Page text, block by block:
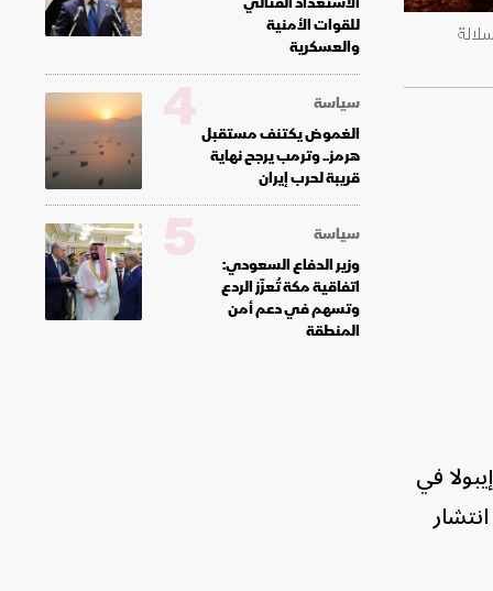
في
للقوات الأمنية
والعسكرية
سياسة
الغموض يكتنف مستقبل
هرمز.. وترمب يرجح نهاية
قريبة لحرب إيران
4
سياسة
وزير الدفاع السعودي:
اتفاقية مكة تُعزّز الردع
وتسهم في دعم أمن
المنطقة
5